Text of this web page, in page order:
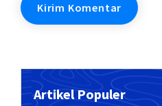
Artikel Populer